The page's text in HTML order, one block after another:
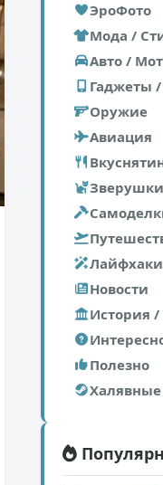
ЭроФото
Мода /
Авто /
Гаджеты
Оружие
Авиация
Зверушки
Лайфхаки
Новости
История
Полезно